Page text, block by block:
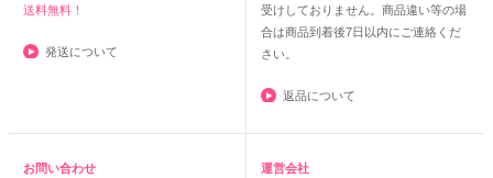
送料無料！
発送について
受けしておりません。商品違い等の場
合は商品到着後7日以内にご連絡くだ
さい。
返品について
お問い合わせ 運営会社